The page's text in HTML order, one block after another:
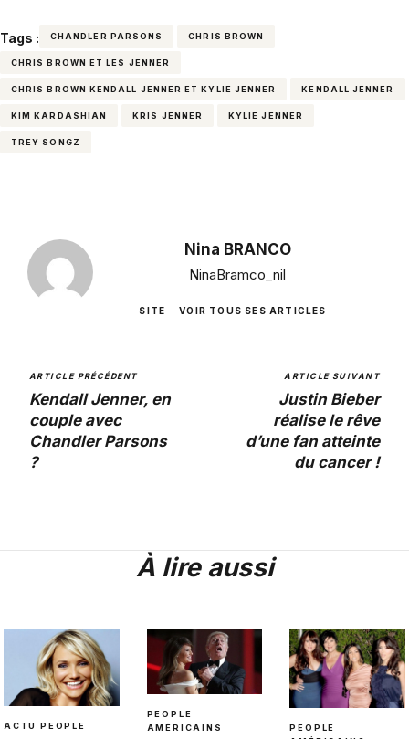
Tags : CHANDLER PARSONS CHRIS BROWN
CHRIS BROWN ET LES JENNER
CHRIS BROWN KENDALL JENNER ET KYLIE JENNER KENDALL JENNER
KIM KARDASHIAN KRIS JENNER KYLIE JENNER
TREY SONGZ
Nina BRANCO
NinaBramco_nil
SITE VOIR TOUS SES ARTICLES
ARTICLE PRÉCÉDENT
Kendall Jenner, en
couple avec
Chandler Parsons
?
ARTICLE SUIVANT
Justin Bieber
réalise le rêve
d’une fan atteinte
du cancer !
À lire aussi
ACTU PEOPLE
PEOPLE
AMÉRICAINS
PEOPLE